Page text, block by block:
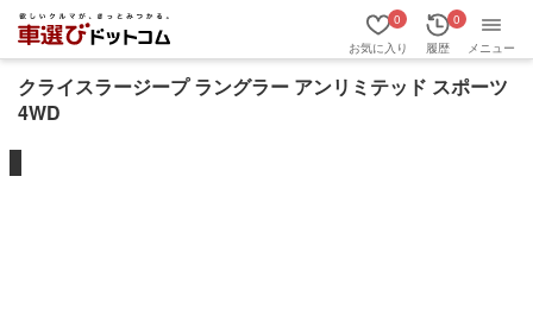
お気に入り
0
履歴
0
メニュー
クライスラージープ ラングラー アンリミテッド スポーツ
4WD